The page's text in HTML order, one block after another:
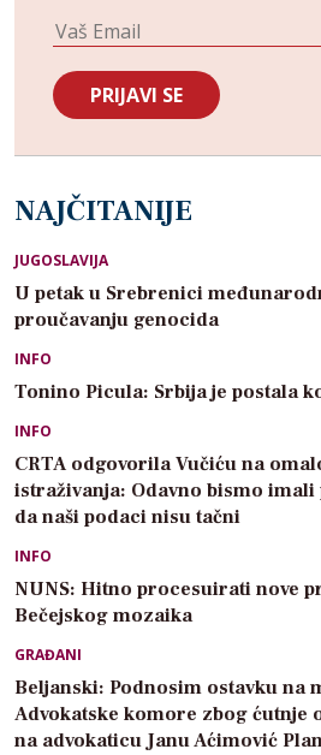
NAJČITANIJE
JUGOSLAVIJA
U petak u Srebrenici
proučavanju genocida
INFO
Tonino Picula: Srbija je postala
INFO
CRTA odgovorila Vučiću na
istraživanja: Odavno bismo
da naši podaci nisu tačni
INFO
NUNS: Hitno procesuirati nove
Bečejskog mozaika
GRAĐANI
Beljanski: Podnosim ostavku na
Advokatske komore zbog ćutnje
na advokaticu Janu Aćimović